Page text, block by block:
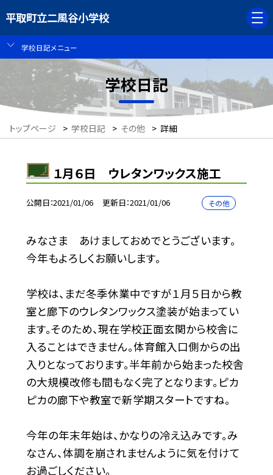
平取町立二風谷小学校
学校日記メニュー
学校日記
トップページ > 学校日記 > その他 > 詳細
１月６日 ウレタンワックス施工
公開日 2021/01/06 更新日 2021/01/06 その他
みなさま あけましておめでとうございます。
今年もよろしくお願いします。
学校は、まだ冬季休業中ですが１月５日から教
室と廊下のウレタンワックス塗装が始まってい
ます。そのため、現在学校正面玄関から校舎に
入ることはできません。体育館入口側からの出
入りとなっております。半年前から始まった校舎
の大規模改修も間もなく完了となります。ピカ
ピカの廊下や教室で新学期スタートですね。
今年の年末年始は、かなりの冷え込みです。み
なさん、体調を崩されませんように気を付けて
お過ごしください。